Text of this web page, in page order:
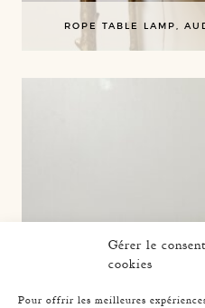
Gérer le
cookies
Pour offrir les meilleures
ROPE TABLE LAMP,